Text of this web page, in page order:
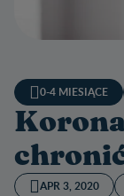
0-4 MIESIĄCE
APR 3, 2020